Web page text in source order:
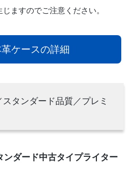
ますのでご注意ください。
ケースの詳細
タンダード品質／プレミ
ンダード中古タイプライター